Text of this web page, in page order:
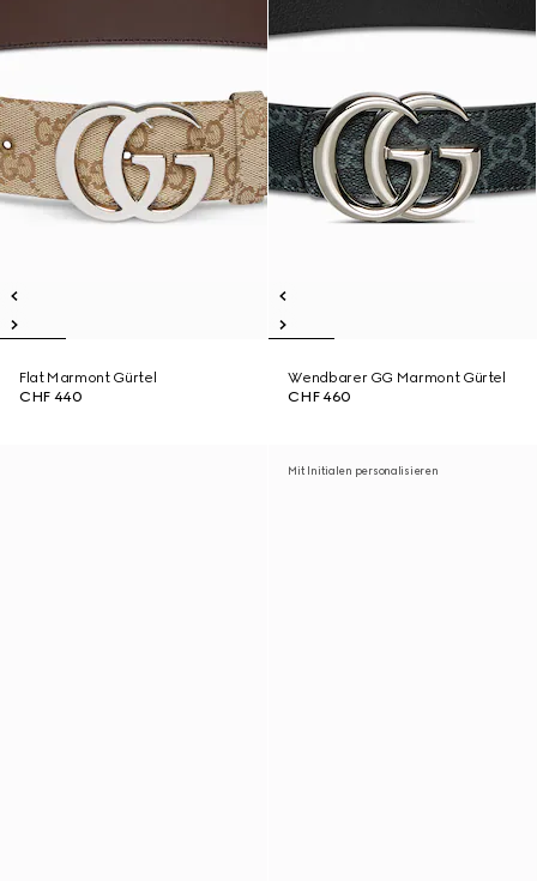
Flat Marmont Gürtel
CHF 440
Wendbarer GG Marmont Gürtel
CHF 460
Mit Initialen personalisieren